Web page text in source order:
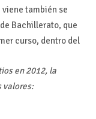
viene también se
Bachillerato, que
curso, dentro del
en 2012, la
valores: